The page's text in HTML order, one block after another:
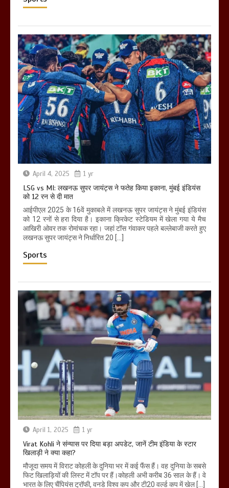
April 4, 2025 1 yr
LSG vs MI: लखनऊ सुपर जायंट्स ने फतेह किया इकाना, मुंबई इंडियंस
को 12 रन से दी मात
आईपीएल 2025 के 16वें मुकाबले में लखनऊ सुपर जायंट्स ने मुंबई इंडियंस
को 12 रनों से हरा दिया है। इकाना क्रिकेट स्टेडियम में खेला गया ये मैच
आखिरी ओवर तक रोमांचक रहा। जहां टॉस गंवाकर पहले बल्लेबाजी करते हुए
लखनऊ सुपर जायंट्स ने निर्धारित 20 […]
Sports
April 1, 2025 1 yr
Virat Kohli ने संन्यास पर दिया बड़ा अपडेट, जानें टीम इंडिया के स्टार
खिलाड़ी ने क्या कहा?
मौजूदा समय में विराट कोहली के दुनिया भर में कई फैंस हैं। वह दुनिया के सबसे
फिट खिलाड़ियों की लिस्ट में टॉप पर हैं।कोहली अभी करीब 36 साल के हैं। वे
भारत के लिए चैंपियंस ट्रॉफी, वनडे विश्व कप और टी20 वर्ल्ड कप में खेल […]